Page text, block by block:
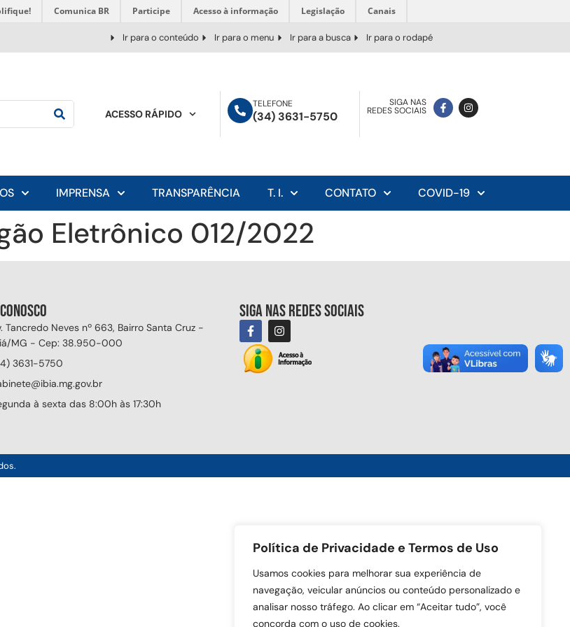
Política de Privacidade e Termos de Uso
Usamos cookies para melhorar sua experiência de
navegação, veicular anúncios ou conteúdo personalizado e
analisar nosso tráfego. Ao clicar em “Aceitar tudo”, você
concorda com o uso de cookies.
Comunica BR Participe Acesso à informação Legislação Canais
Ir para o conteúdo Ir para o menu Ir para a busca Ir para o rodapé
ACESSO RÁPIDO
TELEFONE
(34) 3631-5750
SIGA NAS
REDES SOCIAIS
IMPRENSA TRANSPARÊNCIA T. I. CONTATO COVID-19
Eletrônico 012/2022
Tancredo Neves nº 663, Bairro Santa Cruz -
MG - Cep: 38.950-000
3631-5750
à sexta das 8:00h às 17:30h
Siga nas redes sociais